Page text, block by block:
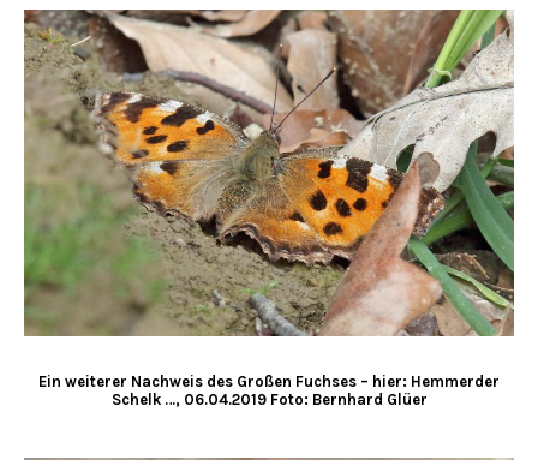
Ein weiterer Nachweis des Großen Fuchses – hier: Hemmerder
Schelk …, 06.04.2019 Foto: Bernhard Glüer